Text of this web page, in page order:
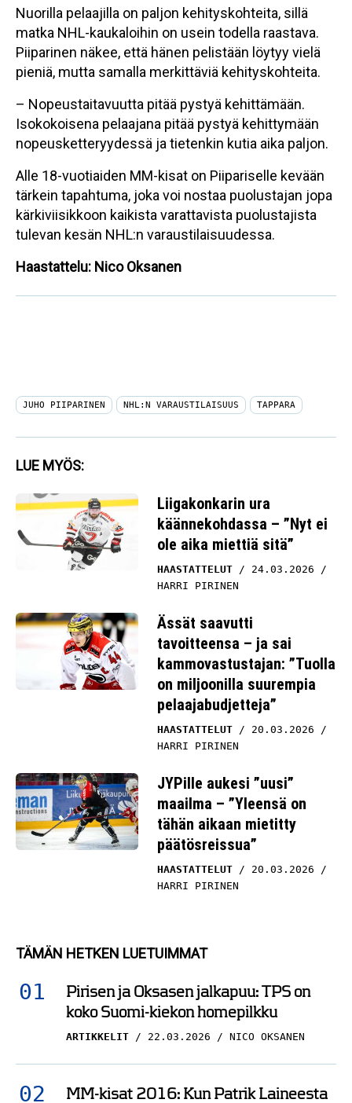
Nuorilla pelaajilla on paljon kehityskohteita, sillä
matka NHL-kaukaloihin on usein todella raastava.
Piiparinen näkee, että hänen pelistään löytyy vielä
pieniä, mutta samalla merkittäviä kehityskohteita.
– Nopeustaitavuutta pitää pystyä kehittämään.
Isokokoisena pelaajana pitää pystyä kehittymään
nopeusketteryydessä ja tietenkin kutia aika paljon.
Alle 18-vuotiaiden MM-kisat on Piipariselle kevään
tärkein tapahtuma, joka voi nostaa puolustajan jopa
kärkiviisikkoon kaikista varattavista puolustajista
tulevan kesän NHL:n varaustilaisuudessa.
Haastattelu: Nico Oksanen
JUHO PIIPARINEN NHL:N VARAUSTILAISUUS TAPPARA
LUE MYÖS:
Liigakonkarin ura
käännekohdassa – ”Nyt ei
ole aika miettiä sitä”
HAASTATTELUT
24.03.2026
HARRI PIRINEN
Ässät saavutti
tavoitteensa – ja sai
kammovastustajan: ”Tuolla
on miljoonilla suurempia
pelaajabudjetteja”
HAASTATTELUT
20.03.2026
HARRI PIRINEN
JYPille aukesi ”uusi”
maailma – ”Yleensä on
tähän aikaan mietitty
päätösreissua”
HAASTATTELUT
20.03.2026
HARRI PIRINEN
TÄMÄN HETKEN LUETUIMMAT
Pirisen ja Oksasen jalkapuu: TPS on
koko Suomi-kiekon homepilkku
ARTIKKELIT 22.03.2026 NICO OKSANEN
MM-kisat 2016: Kun Patrik Laineesta